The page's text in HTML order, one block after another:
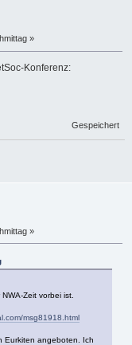
»
Konferenz:
Gespeichert
»
Zeit vorbei ist.
msg81918.html
Eurkiten angeboten. Ich